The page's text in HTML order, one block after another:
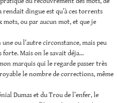
dingue est qu’à ces torrents
mots, ou par aucun mot, et que je
ou l’autre circonstance, mais peu
Mais on le savait déja…
marquis qui le regarde passer très
le nombre de corrections, même
Dumas et du Trou de l’enfer, le